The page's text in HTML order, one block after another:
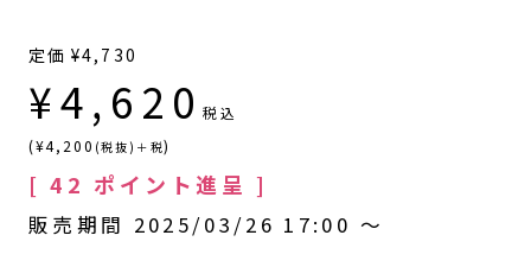
定価 ¥4,730
¥4,620 税込
(¥4,200 (税抜)＋税)
[ 42 ポイント進呈 ]
販売期間 2025/03/26 17:00 〜